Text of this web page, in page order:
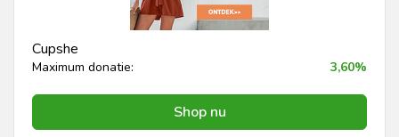
Cupshe
Maximum donatie: 3,60%
Shop nu